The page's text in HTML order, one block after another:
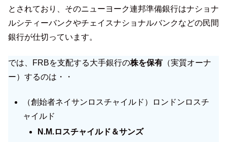
とされており、そのニューヨーク連邦準備銀行はナショナ
ルシティーバンクやチェイスナショナルバンクなどの民間
銀行が仕切っています。
では、FRBを支配する大手銀行の株を保有 （実質オーナ
ー）するのは・・
（創始者ネイサンロスチャイルド）ロンドンロスチ
ャイルド
N.M.ロスチャイルド＆サンズ